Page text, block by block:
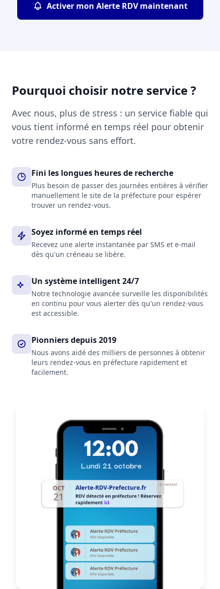
Activer mon Alerte RDV maintenant
Pourquoi choisir notre service ?
Avec nous, plus de stress : un service fiable qui
vous tient informé en temps réel pour obtenir
votre rendez-vous sans effort.
Fini les longues heures de recherche
Plus besoin de passer des journées entières à vérifier
manuellement le site de la préfecture pour espérer
trouver un rendez-vous.
Soyez informé en temps réel
Recevez une alerte instantanée par SMS et e-mail
dès qu'un créneau se libère.
Un système intelligent 24/7
Notre technologie avancée surveille les disponibilités
en continu pour vous alerter dès qu'un rendez-vous
est accessible.
Pionniers depuis 2019
Nous avons aidé des milliers de personnes à obtenir
leurs rendez-vous en préfecture rapidement et
facilement.